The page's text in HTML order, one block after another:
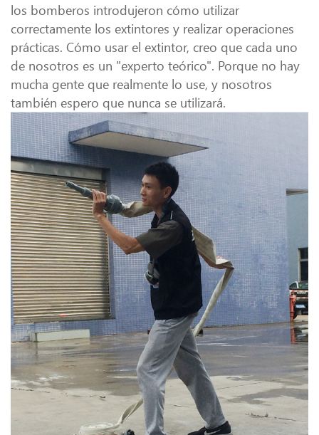
los bomberos introdujeron cómo utilizar
correctamente los extintores y realizar operaciones
prácticas. Cómo usar el extintor, creo que cada uno
de nosotros es un "experto teórico". Porque no hay
mucha gente que realmente lo use, y nosotros
también espero que nunca se utilizará.